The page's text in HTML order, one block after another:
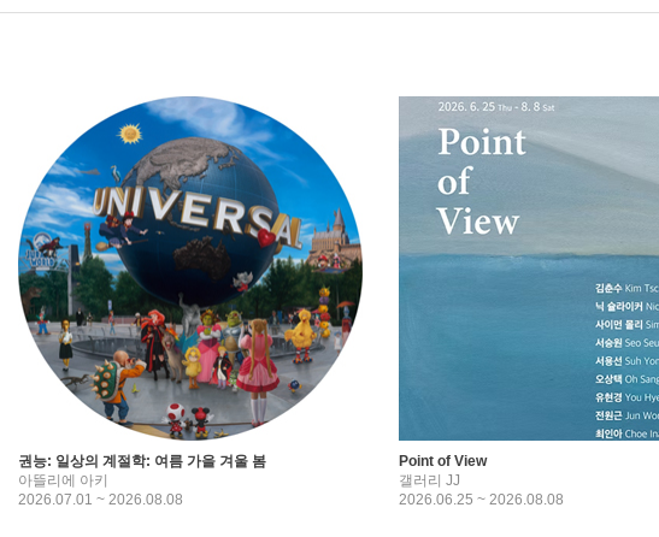
권능: 일상의 계절학: 여름 가을 겨울 봄
아뜰리에 아키
2026.07.01 ~ 2026.08.08
Point of View
갤러리 JJ
2026.06.25 ~ 2026.08.08